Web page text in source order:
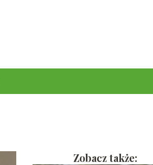
Zobacz także: